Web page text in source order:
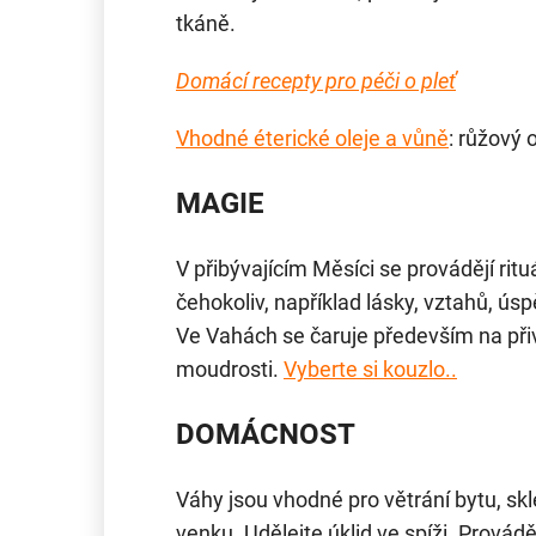
tkáně.
Domácí recepty pro péči o pleť
Vhodné éterické oleje a vůně: růžový
MAGIE
V přibývajícím Měsíci se provádějí
čehokoliv, například lásky, vztahů,
Ve Vahách se čaruje především na
moudrosti. Vyberte si kouzlo..
DOMÁCNOST
Váhy jsou vhodné pro větrání bytu,